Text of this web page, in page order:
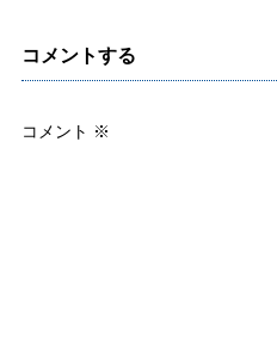
コメントする
コメント ※